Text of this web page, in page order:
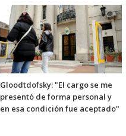
Gloodtdofsky: "El cargo se me
presentó de forma personal y
en esa condición fue aceptado"